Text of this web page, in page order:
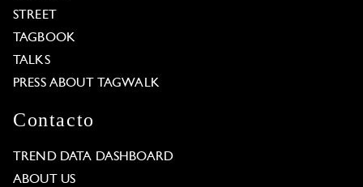
STREET
TAGBOOK
TALKS
PRESS ABOUT TAGWALK
Contacto
TREND DATA DASHBOARD
ABOUT US